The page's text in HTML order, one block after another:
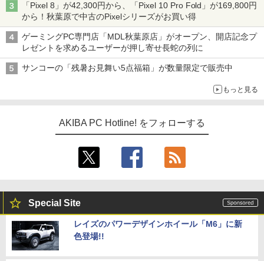
「Pixel 8」が42,300円から、「Pixel 10 Pro Fold」が169,800円
から！秋葉原で中古のPixelシリーズがお買い得
ゲーミングPC専門店「MDL秋葉原店」がオープン、開店記念プ
レゼントを求めるユーザーが押し寄せ長蛇の列に
サンコーの「残暑お見舞い5点福箱」が数量限定で販売中
もっと見る
AKIBA PC Hotline! をフォローする
Special Site
レイズのパワーデザインホイール「M6」に新
色登場!!